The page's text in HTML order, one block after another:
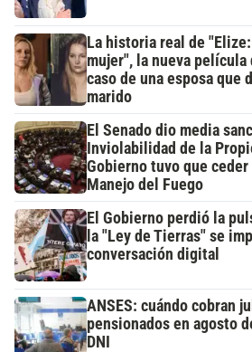
La historia real de
mujer", la nueva película
caso de una esposa que
marido
El Senado dio media
Inviolabilidad de la
Gobierno tuvo que ceder
Manejo del Fuego
El Gobierno perdió la
la "Ley de Tierras" se
conversación digital
ANSES: cuándo cobran
pensionados en agosto
DNI